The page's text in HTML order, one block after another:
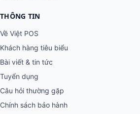
THÔNG TIN
Về Việt POS
Khách hàng tiêu biểu
Bài viết & tin tức
Tuyển dụng
Câu hỏi thường gặp
Chính sách bảo hành